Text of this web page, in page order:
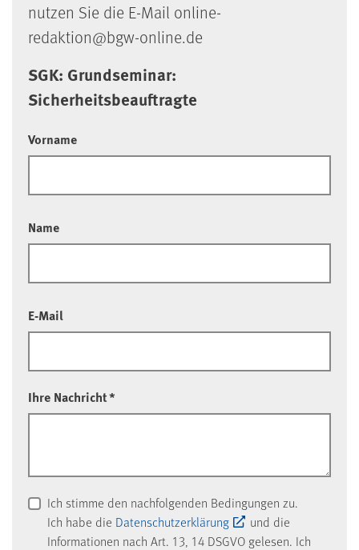
nutzen Sie die E-Mail online-
redaktion@bgw-online.de
SGK: Grundseminar:
Sicherheitsbeauftragte
Vorname
Name
E-Mail
Ihre Nachricht*
Ich stimme den nachfolgenden Bedingungen zu.
Ich habe die Datenschutzerklärung
und die
Informationen nach Art. 13, 14 DSGVO gelesen. Ich